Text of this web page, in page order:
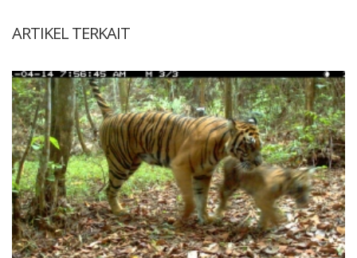
ARTIKEL TERKAIT